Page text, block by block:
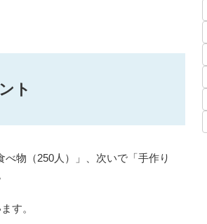
ト
物（250人）」、次いで「手作り
す。